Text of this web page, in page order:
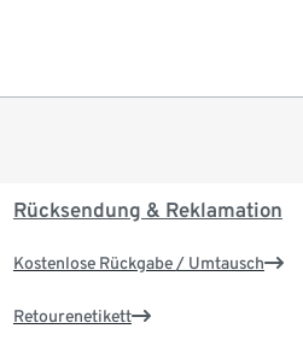
Rücksendung & Reklamation
Kostenlose Rückgabe / Umtausch
Retourenetikett